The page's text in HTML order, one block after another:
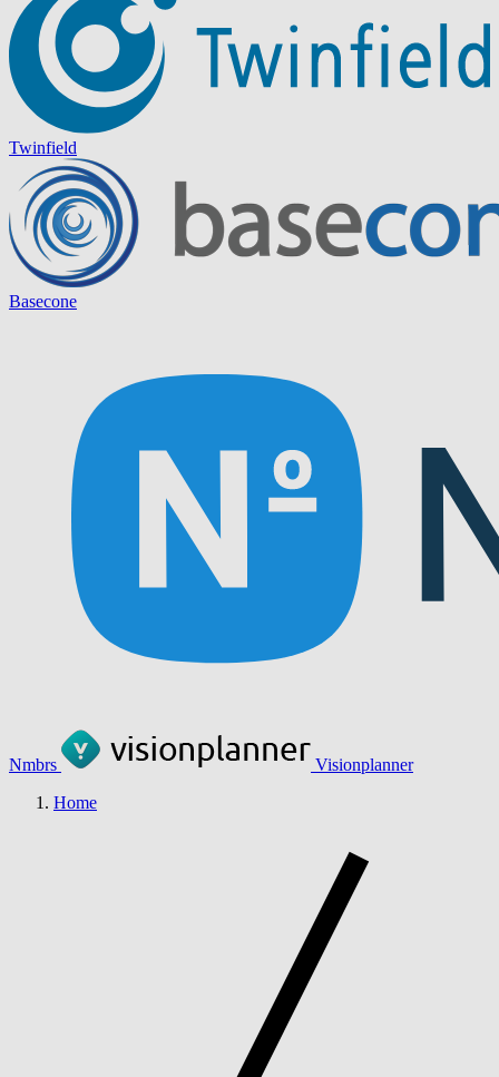
Twinfield
Basecone
Nmbrs
Visionplanner
Home